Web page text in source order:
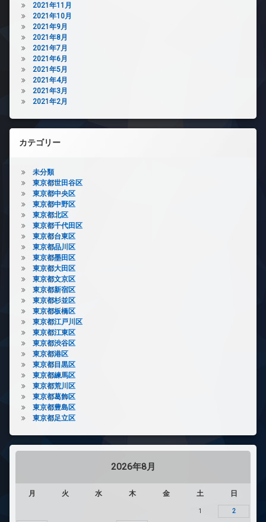
2021年11月
2021年10月
2021年9月
2021年8月
2021年7月
2021年6月
2021年5月
2021年4月
2021年3月
2021年2月
カテゴリー
未分類
東京都世田谷区
東京都中央区
東京都中野区
東京都北区
東京都千代田区
東京都台東区
東京都品川区
東京都墨田区
東京都大田区
東京都文京区
東京都新宿区
東京都杉並区
東京都板橋区
東京都江戸川区
東京都江東区
東京都渋谷区
東京都港区
東京都目黒区
東京都練馬区
東京都荒川区
東京都葛飾区
東京都豊島区
東京都足立区
2026年8月
月 火 水 木 金 土 日
1 2